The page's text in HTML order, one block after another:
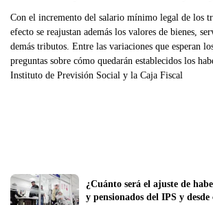
Con el incremento del salario mínimo legal de los
efecto se reajustan además los valores de bienes,
demás tributos. Entre las variaciones que esperan
preguntas sobre cómo quedarán establecidos los
Instituto de Previsión Social y la Caja Fiscal
¿Cuánto será el ajuste de
y pensionados del IPS y desde